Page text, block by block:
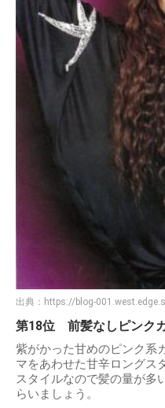
出典： https://blog-
第18位 前髪なしピンク
紫がかった甘めのピンク系
マをあわせた甘辛ロングス
スタイルなので髪の量が多
らいましょう。